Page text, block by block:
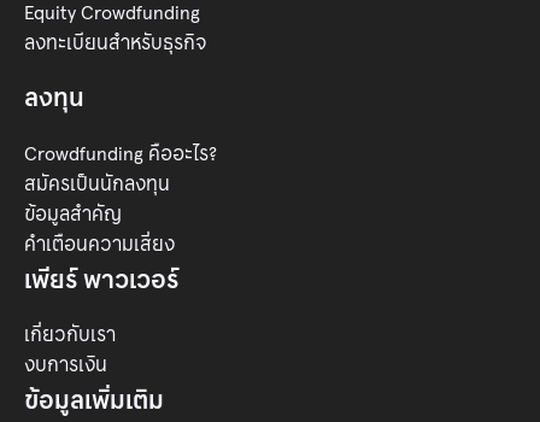
Equity Crowdfunding
ลงทะเบียนสำหรับธุรกิจ
ลงทุน
Crowdfunding คืออะไร?
สมัครเป็นนักลงทุน
ข้อมูลสำคัญ
คำเตือนความเสี่ยง
เพียร์ พาวเวอร์
เกี่ยวกับเรา
งบการเงิน
ข้อมูลเพิ่มเติม